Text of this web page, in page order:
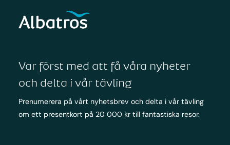
Var först med att få våra nyheter
och delta i vår tävling
Prenumerera på vårt nyhetsbrev och delta i vår tävling
om ett presentkort på 20 000 kr till fantastiska resor.